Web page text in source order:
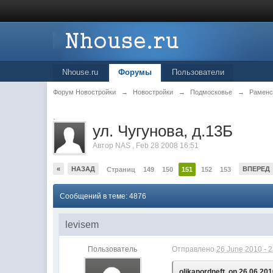
Nhouse.ru Форумы Пользователи
Форум Новостройки → Новостройки → Подмосковье →
.
ул. Чугунова, д.13Б
Автор NAS , Feb 28 2008 16:51
« НАЗАД Страниц 149 150 151 152 153 ВПЕРЕД
Сообщений в теме: 4876
levisem
Пользователь Отправлено26 June 2010 -